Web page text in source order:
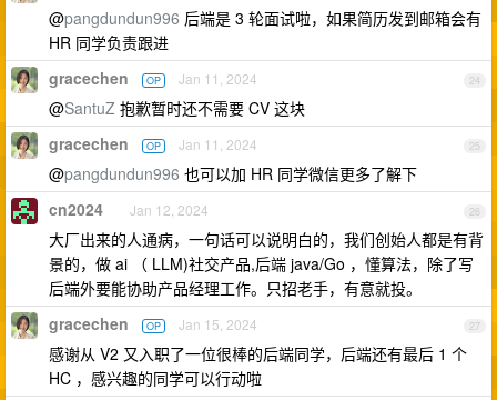
@pangdundun996 后端是 3 轮面试啦，如果简历发到邮箱会有
HR 同学负责跟进
24
gracechen OP Jan 11, 2024
@SantuZ 抱歉暂时还不需要 CV 这块
25
gracechen OP Jan 11, 2024
@pangdundun996 也可以加 HR 同学微信更多了解下
26
cn2024 Jan 12, 2024
大厂出来的人通病，一句话可以说明白的，我们创始人都是有背
景的，做 ai （ LLM)社交产品,后端 java/Go ，懂算法，除了写
后端外要能协助产品经理工作。只招老手，有意就投。
27
gracechen OP Jan 15, 2024
感谢从 V2 又入职了一位很棒的后端同学，后端还有最后 1 个
HC ，感兴趣的同学可以行动啦